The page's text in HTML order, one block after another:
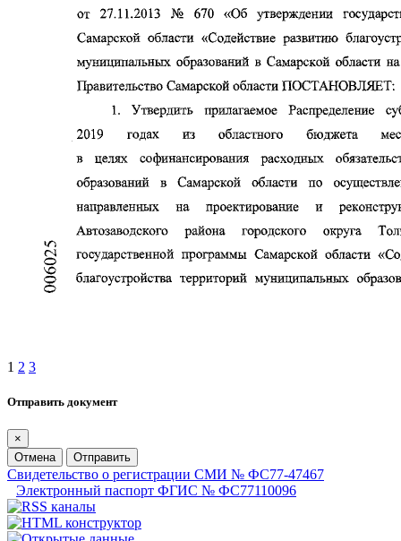
1 2 3
Отправить документ
×
Отмена
Отправить
Свидетельство о регистрации СМИ № ФС77-47467
Электронный паспорт ФГИС № ФС77110096